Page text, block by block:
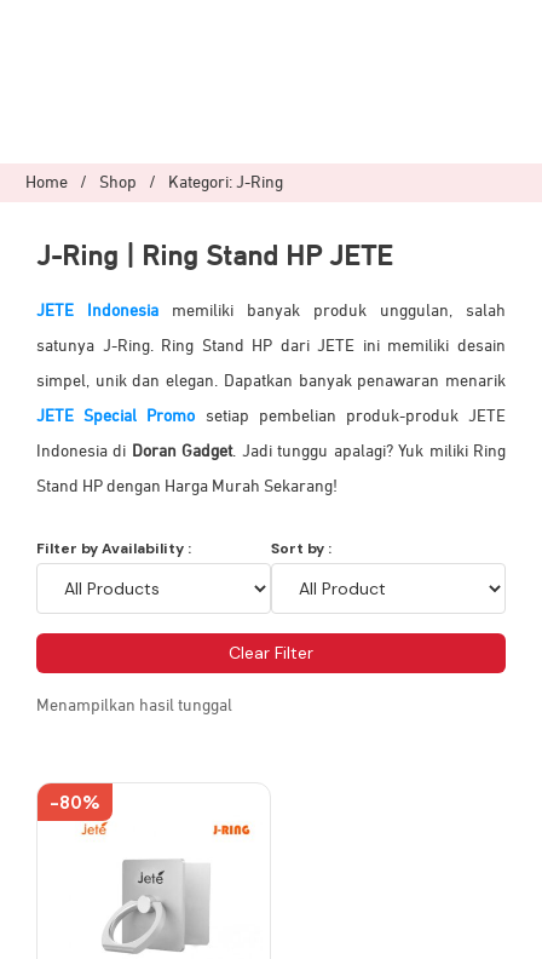
Home / Shop / Kategori: J-Ring
J-Ring | Ring Stand HP JETE
JETE Indonesia memiliki banyak produk unggulan, salah
satunya J-Ring.Ring Stand HP dari JETE ini memiliki desain
simpel, unik dan elegan. Dapatkan banyak penawaran menarik
JETE Special Promo setiap pembelian produk-produk JETE
Indonesia di Doran Gadget. Jadi tunggu apalagi? Yuk miliki Ring
Stand HP dengan Harga Murah Sekarang!
Filter by Availability : Sort by :
Clear Filter
Menampilkan hasil tunggal
-80%